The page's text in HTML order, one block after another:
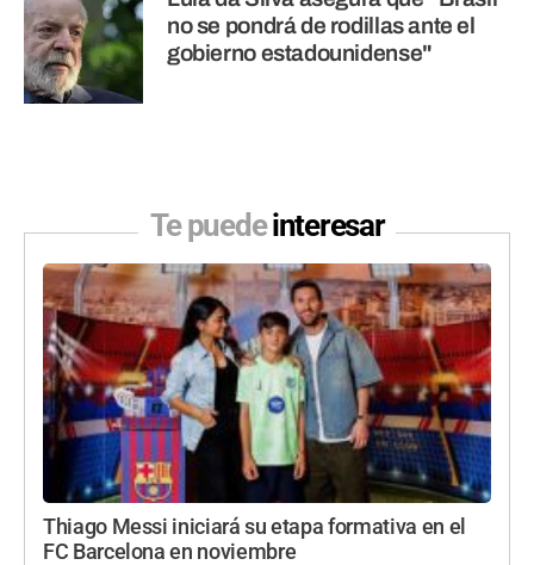
no se pondrá de rodillas ante el
gobierno estadounidense"
Te puedeinteresar
Thiago Messi iniciará su etapa formativa en el
FC Barcelona en noviembre